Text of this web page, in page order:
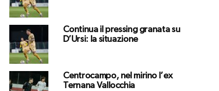
Continua il pressing granata su
D’Ursi: la situazione
Centrocampo, nel mirino l’ex
Ternana Vallocchia